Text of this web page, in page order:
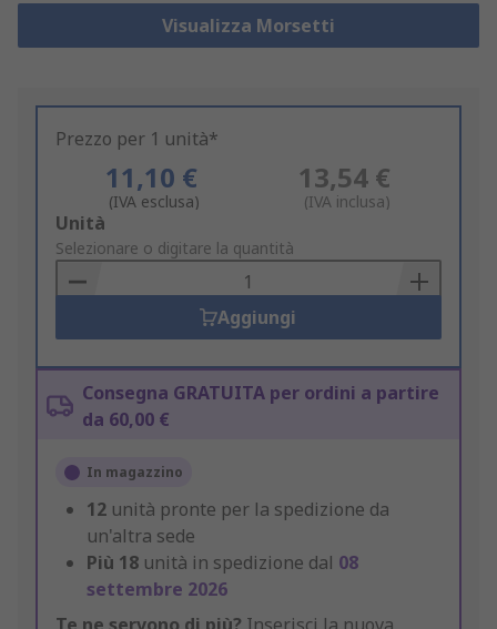
Visualizza Morsetti
Prezzo per 1 unità*
11,10 €
(IVA esclusa)
13,54 €
(IVA inclusa)
Add
to
Basket
Unità
Selezionare o digitare la quantità
Aggiungi
Consegna GRATUITA per ordini a partire
da 60,00 €
In magazzino
12 unità pronte per la spedizione da
un'altra sede
Più 18 unità in spedizione dal 08
settembre 2026